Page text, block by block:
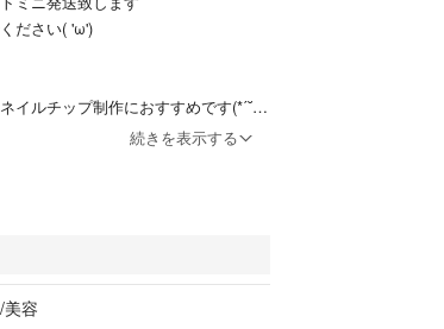
ださい( 'ω')
イルチップ制作におすすめです(*ˊ˘ˋ
認ください
続きを表示する
美容